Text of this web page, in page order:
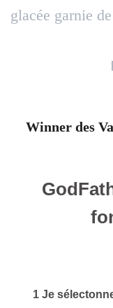
glacée garnie
Winner des
1 Je